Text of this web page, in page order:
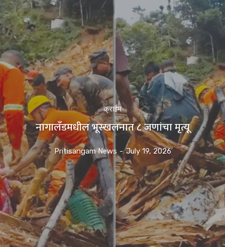
क्राईम
नागालँडमधील भूस्खलनात ८ जणांचा मृत्यू
Pritisangam News - July 19, 2026